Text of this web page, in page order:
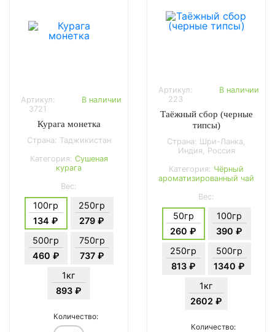
Артикул:
3721
В наличии
Курага монетка
Страна: Таджикистан
Категория: Сушеная
курага
Вес:
100гр
134 ₽
250гр
279 ₽
500гр
460 ₽
750гр
737 ₽
1кг
893 ₽
Количество:
Артикул:
223
В наличии
Таёжный сбор (черные
типсы)
Страна: Шри-Ланка,
Индия, Россия
Категория: Чёрный
ароматизированный чай
Вес:
50гр
260 ₽
100гр
390 ₽
250гр
813 ₽
500гр
1340 ₽
1кг
2602 ₽
Количество: